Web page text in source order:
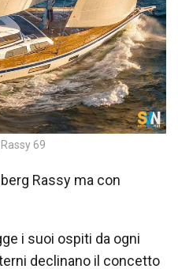
69
Rassy ma con
i suoi ospiti da ogni
declinano il concetto